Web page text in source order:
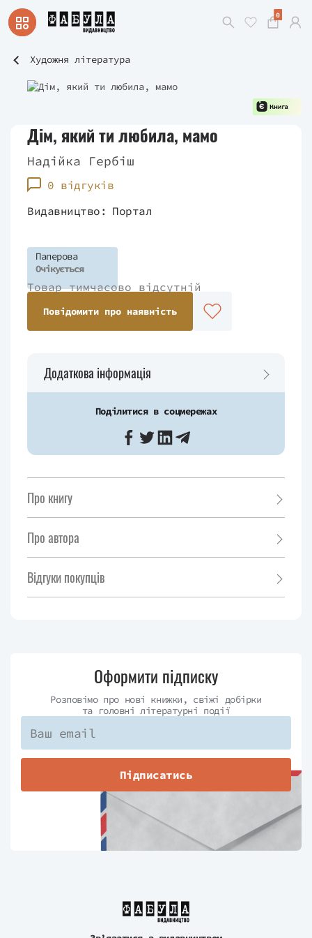
0
Художня література
Дім, який ти любила, мамо
Надійка Гербіш
0 відгуків
Видавництво: Портал
Паперова
Очікується
Товар тимчасово відсутній
Повідомити про наявність
Додаткова інформація
Поділитися в соцмережах
Про книгу
Про автора
Відгуки покупців
Оформити підписку
Розповімо про нові книжки, свіжі добірки
та головні літературні події
Підписатись